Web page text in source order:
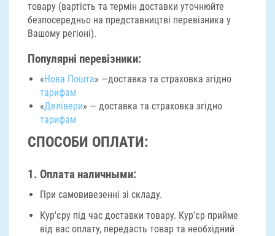
товару (вартість та термін доставки уточнюйте
безпосередньо на представництві перевізника у
Вашому регіоні).
Популярні перевізники:
«Нова Пошта» —доставка та страховка згідно
тарифам
«Делівери» — доставка та страховка згідно
тарифам
СПОСОБИ ОПЛАТИ:
1. Оплата наличными:
При самовивезенні зі складу.
Кур'єру під час доставки товару. Кур'єр прийме
від вас оплату, передасть товар та необхідний